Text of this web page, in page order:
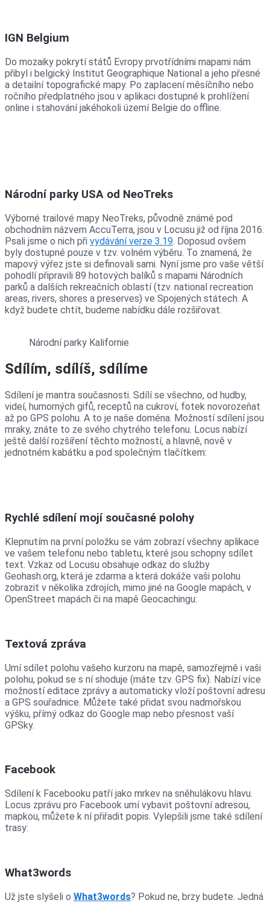
IGN Belgium
Do mozaiky pokrytí států Evropy prvotřídními mapami nám
přibyl i belgický Institut Geographique National a jeho přesné
a detailní topografické mapy. Po zaplacení měsíčního nebo
ročního předplatného jsou v aplikaci dostupné k prohlížení
online i stahování jakéhokoli území Belgie do offline.
Národní parky USA od NeoTreks
Výborné trailové mapy NeoTreks, původně známé pod
obchodním názvem AccuTerra, jsou v Locusu již od října 2016.
Psali jsme o nich při vydávání verze 3.19. Doposud ovšem
byly dostupné pouze v tzv. volném výběru. To znamená, že
mapový výřez jste si definovali sami. Nyní jsme pro vaše větší
pohodlí připravili 89 hotových balíků s mapami Národních
parků a dalších rekreačních oblastí (tzv. national recreation
areas, rivers, shores a preserves) ve Spojených státech. A
když budete chtít, budeme nabídku dále rozšiřovat.
Národní parky Kalifornie
Sdílím, sdílíš, sdílíme
Sdílení je mantra současnosti. Sdílí se všechno, od hudby,
videí, humorných gifů, receptů na cukroví, fotek novorozeňat
až po GPS polohu. A to je naše doména. Možností sdílení jsou
mraky, znáte to ze svého chytrého telefonu. Locus nabízí
ještě další rozšíření těchto možností, a hlavně, nově v
jednotném kabátku a pod společným tlačítkem:
Rychlé sdílení mojí současné polohy
Klepnutím na první položku se vám zobrazí všechny aplikace
ve vašem telefonu nebo tabletu, které jsou schopny sdílet
text. Vzkaz od Locusu obsahuje odkaz do služby
Geohash.org, která je zdarma a která dokáže vaši polohu
zobrazit v několika zdrojích, mimo jiné na Google mapách, v
OpenStreet mapách či na mapě Geocachingu:
Textová zpráva
Umí sdílet polohu vašeho kurzoru na mapě, samozřejmě i vaši
polohu, pokud se s ní shoduje (máte tzv. GPS fix). Nabízí více
možností editace zprávy a automaticky vloží poštovní adresu
a GPS souřadnice. Můžete také přidat svou nadmořskou
výšku, přímý odkaz do Google map nebo přesnost vaší
GPSky.
Facebook
Sdílení k Facebooku patří jako mrkev na sněhulákovu hlavu.
Locus zprávu pro Facebook umí vybavit poštovní adresou,
mapkou, můžete k ní přiřadit popis. Vylepšili jsme také sdílení
trasy:
What3words
Už jste slyšeli o What3words? Pokud ne, brzy budete. Jedná